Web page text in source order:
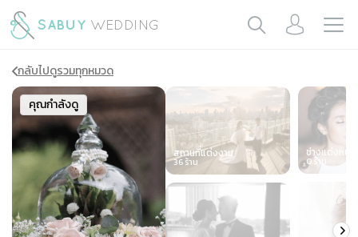
กลับไปดูรวมทุกหมวด
คุณกำลังดู Slide 1 of 7
สถานที่แต่งงาน
36 ร้าน
ช่างแต่งหน้า
0 ร้าน